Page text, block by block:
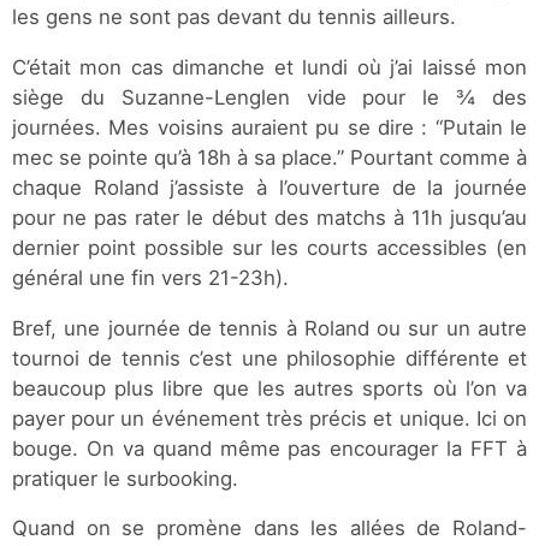
les gens ne sont pas devant du tennis ailleurs.
C’était mon cas dimanche et lundi où j’ai laissé mon
siège du Suzanne-Lenglen vide pour le ¾ des
journées. Mes voisins auraient pu se dire : “Putain le
mec se pointe qu’à 18h à sa place.” Pourtant comme à
chaque Roland j’assiste à l’ouverture de la journée
pour ne pas rater le début des matchs à 11h jusqu’au
dernier point possible sur les courts accessibles (en
général une fin vers 21-23h).
Bref, une journée de tennis à Roland ou sur un autre
tournoi de tennis c’est une philosophie différente et
beaucoup plus libre que les autres sports où l’on va
payer pour un événement très précis et unique. Ici on
bouge. On va quand même pas encourager la FFT à
pratiquer le surbooking.
Quand on se promène dans les allées de Roland-